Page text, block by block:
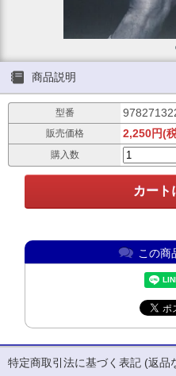
商品説明
型番
販売価格 2,250円(
購入数
この商
特定商取引法に基づく表記 (返品